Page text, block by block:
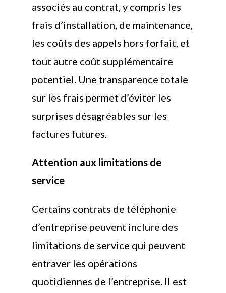
associés au contrat, y compris les
frais d’installation, de maintenance,
les coûts des appels hors forfait, et
tout autre coût supplémentaire
potentiel. Une transparence totale
sur les frais permet d’éviter les
surprises désagréables sur les
factures futures.
Attention aux limitations de
service
Certains contrats de téléphonie
d’entreprise peuvent inclure des
limitations de service qui peuvent
entraver les opérations
quotidiennes de l’entreprise. Il est